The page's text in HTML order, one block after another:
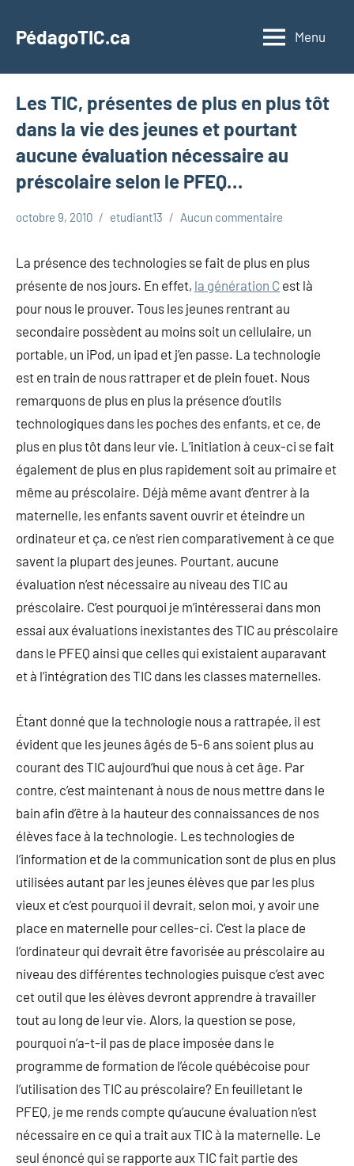
PédagoTIC.ca Menu
Les TIC, présentes de plus en plus tôt
dans la vie des jeunes et pourtant
aucune évaluation nécessaire au
préscolaire selon le PFEQ…
octobre 9, 2010 etudiant13 Aucun commentaire
La présence des technologies se fait de plus en plus
présente de nos jours. En effet, la génération C est là
pour nous le prouver. Tous les jeunes rentrant au
secondaire possèdent au moins soit un cellulaire, un
portable, un iPod, un ipad et j’en passe. La technologie
est en train de nous rattraper et de plein fouet. Nous
remarquons de plus en plus la présence d’outils
technologiques dans les poches des enfants, et ce, de
plus en plus tôt dans leur vie. L’initiation à ceux-ci se fait
également de plus en plus rapidement soit au primaire et
même au préscolaire. Déjà même avant d’entrer à la
maternelle, les enfants savent ouvrir et éteindre un
ordinateur et ça, ce n’est rien comparativement à ce que
savent la plupart des jeunes. Pourtant, aucune
évaluation n’est nécessaire au niveau des TIC au
préscolaire. C’est pourquoi je m’intéresserai dans mon
essai aux évaluations inexistantes des TIC au préscolaire
dans le PFEQ ainsi que celles qui existaient auparavant
et à l’intégration des TIC dans les classes maternelles.
Étant donné que la technologie nous a rattrapée, il est
évident que les jeunes âgés de 5-6 ans soient plus au
courant des TIC aujourd’hui que nous à cet âge. Par
contre, c’est maintenant à nous de nous mettre dans le
bain afin d’être à la hauteur des connaissances de nos
élèves face à la technologie. Les technologies de
l’information et de la communication sont de plus en plus
utilisées autant par les jeunes élèves que par les plus
vieux et c’est pourquoi il devrait, selon moi, y avoir une
place en maternelle pour celles-ci. C’est la place de
l’ordinateur qui devrait être favorisée au préscolaire au
niveau des différentes technologies puisque c’est avec
cet outil que les élèves devront apprendre à travailler
tout au long de leur vie. Alors, la question se pose,
pourquoi n’a-t-il pas de place imposée dans le
programme de formation de l’école québécoise pour
l’utilisation des TIC au préscolaire? En feuilletant le
PFEQ, je me rends compte qu’aucune évaluation n’est
nécessaire en ce qui a trait aux TIC à la maternelle. Le
seul énoncé qui se rapporte aux TIC fait partie des